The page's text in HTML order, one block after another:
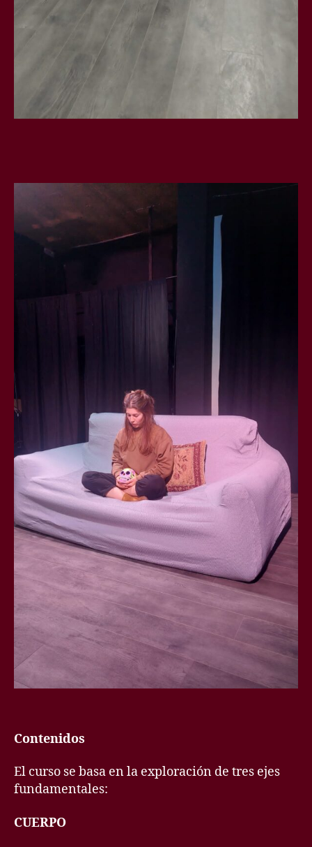
Contenidos
El curso se basa en la exploración de tres ejes
fundamentales:
CUERPO